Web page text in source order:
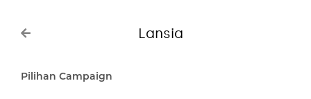
Lansia
Pilihan Campaign